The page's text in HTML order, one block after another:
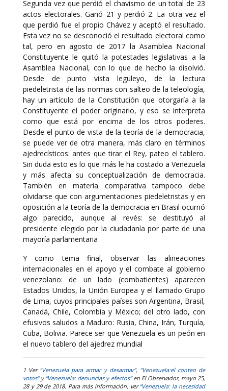
Segunda vez que perdió el chavismo de un total de 23
actos electorales. Ganó 21 y perdió 2. La otra vez el
que perdió fue el propio Chávez y aceptó el resultado.
Esta vez no se desconoció el resultado electoral como
tal, pero en agosto de 2017 la Asamblea Nacional
Constituyente le quitó la potestades legislativas a la
Asamblea Nacional, con lo que de hecho la disolvió.
Desde de punto vista leguleyo, de la lectura
piedeletrista de las normas con salteo de la teleología,
hay un artículo de la Constitución que otorgaría a la
Constituyente el poder originario, y eso se interpreta
como que está por encima de los otros poderes.
Desde el punto de vista de la teoría de la democracia,
se puede ver de otra manera, más claro en términos
ajedrecísticos: antes que tirar el Rey, pateo el tablero.
Sin duda esto es lo que más le ha costado a Venezuela
y más afecta su conceptualización de democracia.
También en materia comparativa tampoco debe
olvidarse que con argumentaciones piedeletristas y en
oposición a la teoría de la democracia en Brasil ocurrió
algo parecido, aunque al revés: se destituyó al
presidente elegido por la ciudadanía por parte de una
mayoría parlamentaria
Y como tema final, observar las alineaciones
internacionales en el apoyo y el combate al gobierno
venezolano: de un lado (combatientes) aparecen
Estados Unidos, la Unión Europea y el llamado Grupo
de Lima, cuyos principales países son Argentina, Brasil,
Canadá, Chile, Colombia y México; del otro lado, con
efusivos saludos a Maduro: Rusia, China, Irán, Turquía,
Cuba, Bolivia. Parece ser que Venezuela es un peón en
el nuevo tablero del ajedrez mundial
1 Ver “Venezuela para armar y desarmar”, “Venezuela:el conteo de
votos”y “Venezuela: denuncias y efectos”en El Observador, mayo 25,
28 y 29 de 2018. Para más información, ver“Venezuela: la necesidad